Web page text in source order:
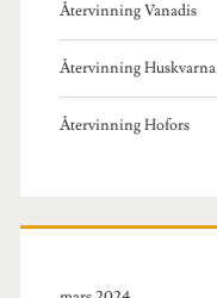
Återvinning Vanadis
Återvinning Huskvarna
Återvinning Hofors